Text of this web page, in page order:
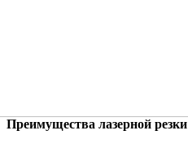
Преимущества лазерной резки